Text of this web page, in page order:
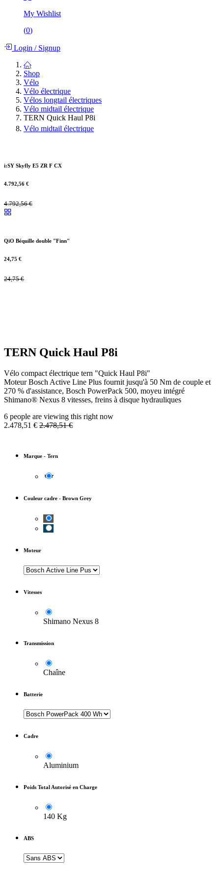
My Wishlist
(0)
Login /Signup
Shop
Vélo
Vélo électrique
Vélos longtail électriques
Vélo midtail électrique
TERN Quick Haul P8i
Vélo midtail électrique
i:SY Skyfly E5 ZR F CX
4.792,56 €
4.792,56€
QiO Béquille double "Finn"
24,75 €
24,75€
TERN Quick Haul P8i
Vélo compact électrique tern "Quick Haul P8i"
Moteur Bosch Active Line Plus fournit jusqu'à 50 Nm de couple et
270 % d'assistance, Bosch PowerPack 500, moyeu intégré
Shimano® Nexus 8 vitesses, freins à disque hydrauliques
6 people are viewing this right now
2.478,51 € 2.478,51€
Marque - Tern
Couleur cadre - Brown Grey
Moteur
Vitesses
Shimano Nexus 8
Transmission
Chaîne
Batterie
Cadre
Aluminium
Poids Total Autorisé en Charge
140 Kg
ABS